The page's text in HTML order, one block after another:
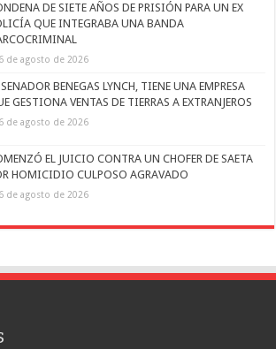
DE SIETE AÑOS DE PRISIÓN PARA UN EX
QUE INTEGRABA UNA BANDA
6 de agosto de 2026
SENADOR BENEGAS LYNCH, TIENE UNA EMPRESA
GESTIONA VENTAS DE TIERRAS A EXTRANJEROS
6 de agosto de 2026
EL JUICIO CONTRA UN CHOFER DE SAETA
HOMICIDIO CULPOSO AGRAVADO
6 de agosto de 2026